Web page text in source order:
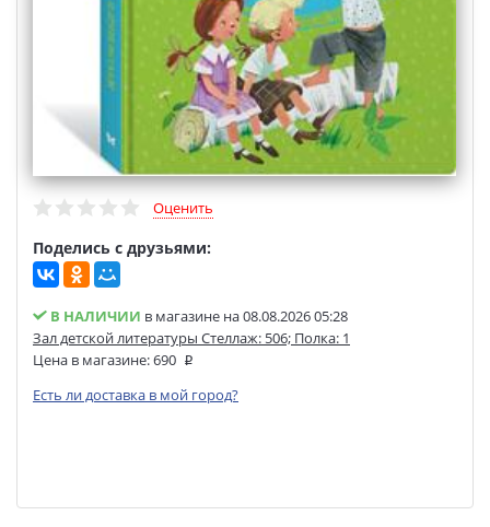
Оценить
Поделись с друзьями:
В НАЛИЧИИ в магазине на 08.08.2026 05:28
Зал детской литературы Стеллаж: 506; Полка: 1
Цена в магазине:690
Есть ли доставка в мой город?